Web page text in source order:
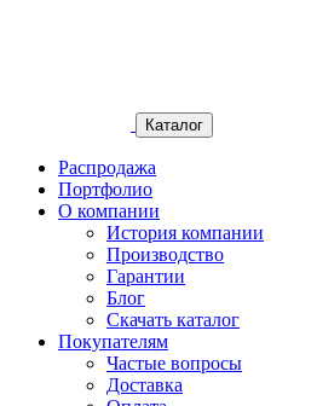
Каталог
Распродажа
Портфолио
О компании
История компании
Производство
Гарантии
Блог
Скачать каталог
Покупателям
Частые вопросы
Доставка